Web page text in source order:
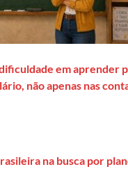
dificuldade em aprender
não apenas nas
na busca por